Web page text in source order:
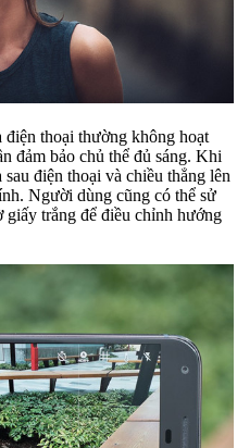
điện thoại thường không hoạt
đảm bảo chủ thể đủ sáng. Khi
điện thoại và chiều thẳng lên
Người dùng cũng có thể sử
giấy trắng để điều chỉnh hướng